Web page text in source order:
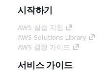
시작하기
AWS 실습 지침
AWS Solutions Library
AWS 결정 가이드
서비스 가이드